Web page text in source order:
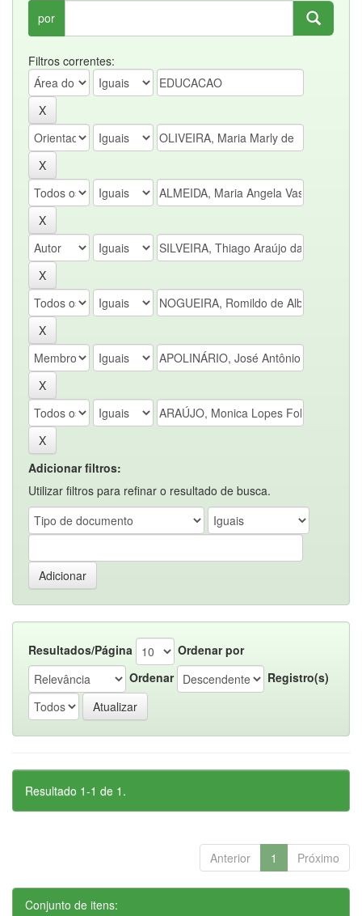
por
Filtros correntes:
Adicionar filtros:
Utilizar filtros para refinar o resultado de busca.
Resultados/Página
Ordenar por
Ordenar
Registro(s)
Resultado 1-1 de 1.
Anterior 1 Próximo
Conjunto de itens: